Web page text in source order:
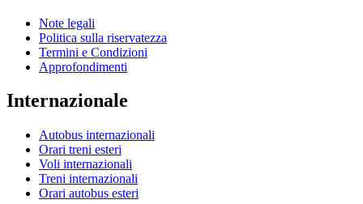
Note legali
Politica sulla riservatezza
Termini e Condizioni
Approfondimenti
Internazionale
Autobus internazionali
Orari treni esteri
Voli internazionali
Treni internazionali
Orari autobus esteri